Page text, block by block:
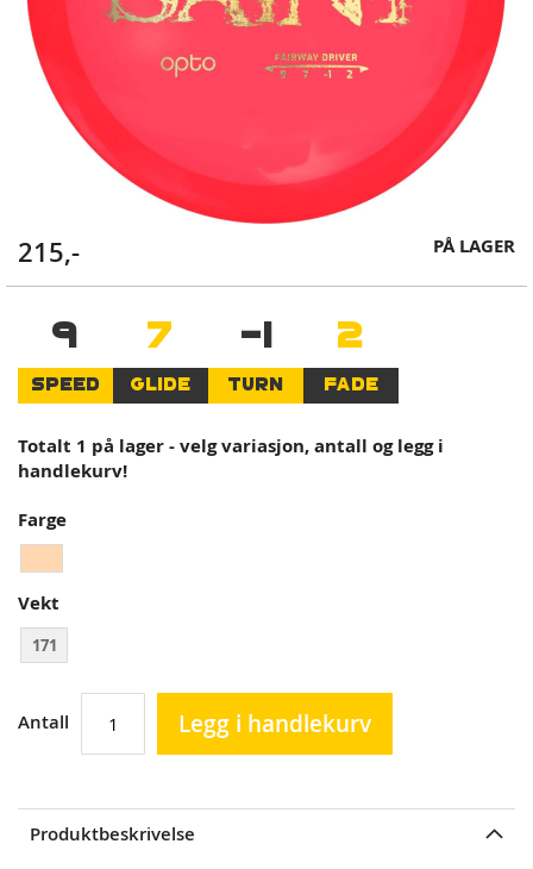
Skip
to
the
beginning
the
images
215,- PÅ LAGER
9
SPEED
7
GLIDE
-1
TURN
2
FADE
Totalt 1 på lager - velg variasjon, antall og legg i
handlekurv!
Farge
Vekt
171
Antall Legg i handlekurv
Produktbeskrivelse